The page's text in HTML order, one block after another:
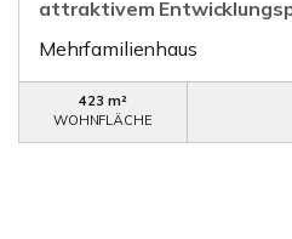
attraktivem
Mehrfamilienhaus
423 m²
WOHNFLÄCHE